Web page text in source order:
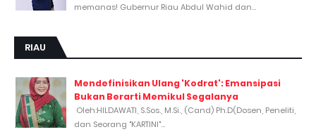
memanas! Gubernur Riau Abdul Wahid dan...
RIAU
Mendefinisikan Ulang 'Kodrat': Emansipasi
Bukan Berarti Memikul Segalanya
Oleh:HILDAWATI, S.Sos., M.Si., (Cand) Ph.D(Dosen, Peneliti,
dan Seorang "KARTINI"...